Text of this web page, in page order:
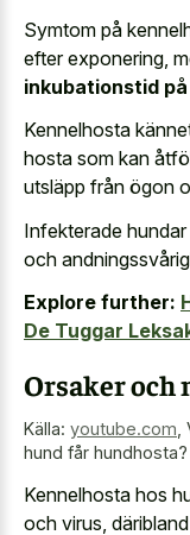
Symtom på
efter exponering,
inkubationstid
Kennelhosta
hosta som kan
utsläpp från ögon
Infekterade
och
Explore further:
De Tuggar
Orsaker och
Källa: youtube.com
hund får hundhosta?
Kennelhosta hos
och virus,